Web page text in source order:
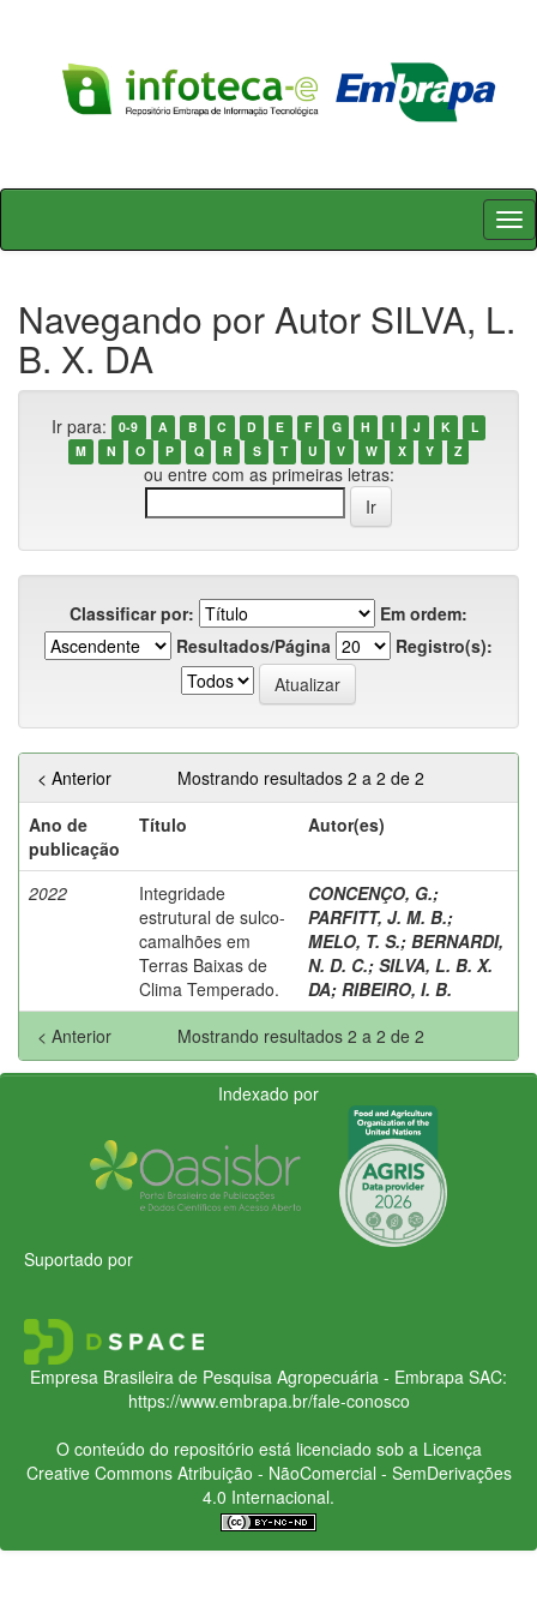
Skip
Navegando por Autor SILVA, L.
B. X. DA
Ir para: 0-9 A B C D E F G H I J K
L
M
N O P Q R S T U V W X Y Z
ou entre com as primeiras letras:
Classificar por:
Em ordem:
Resultados/Página
Registro(s):
Mostrando resultados 2 a 2 de 2
< Anterior
Ano de
publicação
Título Autor(es)
2022
Integridade
estrutural de sulco-
camalhões em
Terras Baixas de
Clima Temperado.
CONCENÇO, G.;
PARFITT, J. M. B.;
MELO, T. S.; BERNARDI,
N. D. C.; SILVA, L. B. X.
DA; RIBEIRO, I. B.
Mostrando resultados 2 a 2 de 2
< Anterior
Indexado por
Suportado por
Empresa Brasileira de Pesquisa Agropecuária - Embrapa SAC:
https://www.embrapa.br/fale-conosco
O conteúdo do repositório está licenciado sob a Licença
Creative CommonsAtribuição - NãoComercial - SemDerivações
4.0 Internacional.